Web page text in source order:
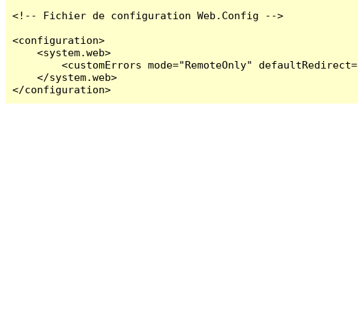
<!-- Fichier de configuration Web.Config -->
<configuration>
    <system.web>
<customErrors mode="RemoteOnly"
    </system.web>
</configuration>